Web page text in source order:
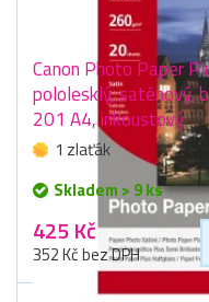
Canon Photo Paper
pololesklý, saténový,
201 A4, inkoustový
1 zlaťák
Skladem > 9 ks
425 Kč
352 Kč bez DPH